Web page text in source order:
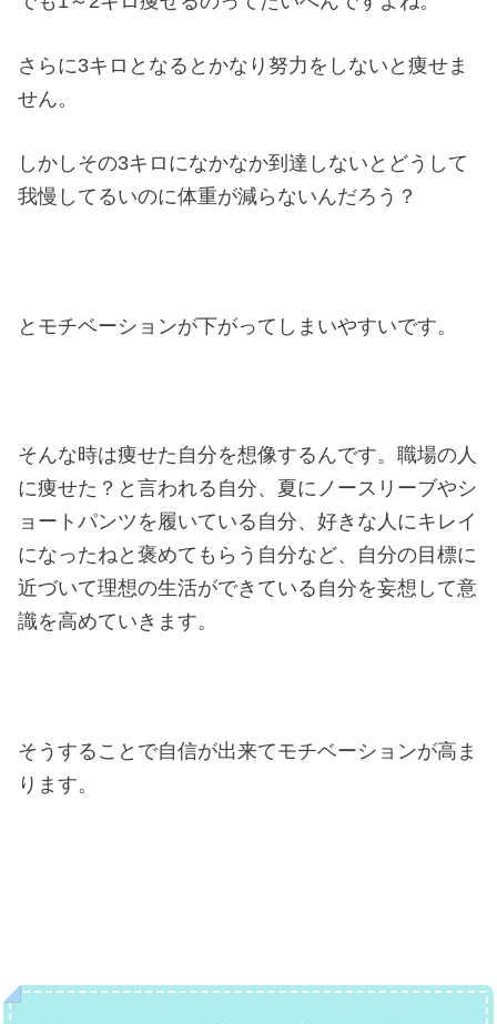
さらに3キロとなるとかなり努力をしないと痩せま
せん。
しかしその3キロになかなか到達しないとどうして
我慢してるいのに体重が減らないんだろう？
とモチベーションが下がってしまいやすいです。
そんな時は痩せた自分を想像するんです。職場の人
に痩せた？と言われる自分、夏にノースリーブやシ
ョートパンツを履いている自分、好きな人にキレイ
になったねと褒めてもらう自分など、自分の目標に
近づいて理想の生活ができている自分を妄想して意
識を高めていきます。
そうすることで自信が出来てモチベーションが高ま
ります。